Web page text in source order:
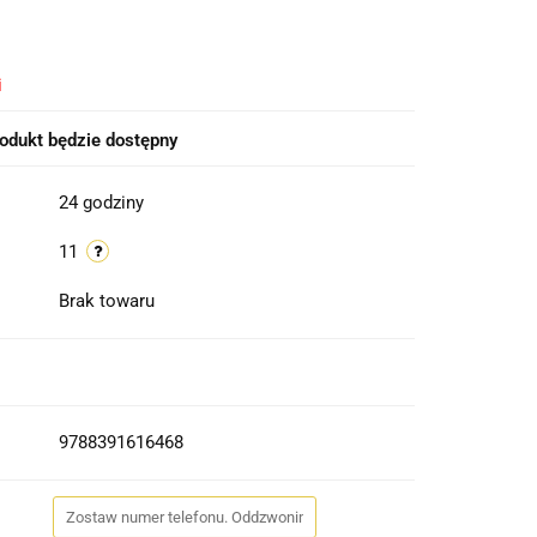
będzie dostępny
24 godziny
11
Brak towaru
9788391616468